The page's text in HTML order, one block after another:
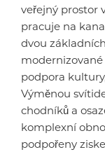
veřejný prostor
pracuje na
dvou
podpora
Výměnou
chodníků a
komplexní
podpořeny